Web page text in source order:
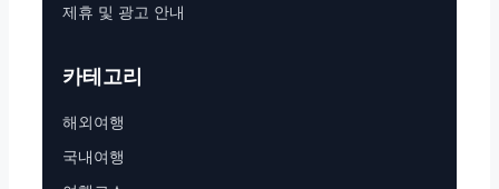
제휴 및 광고 안내
카테고리
해외여행
국내여행